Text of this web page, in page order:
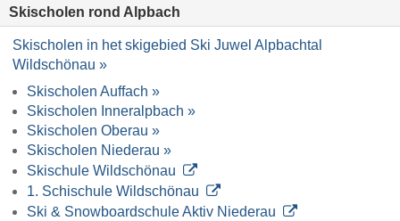
Skischolen rond Alpbach
Skischolen in het skigebied Ski Juwel Alpbachtal
Wildschönau »
Skischolen Auffach »
Skischolen Inneralpbach »
Skischolen Oberau »
Skischolen Niederau »
Skischule Wildschönau
1. Schischule Wildschönau
Ski & Snowboardschule Aktiv Niederau